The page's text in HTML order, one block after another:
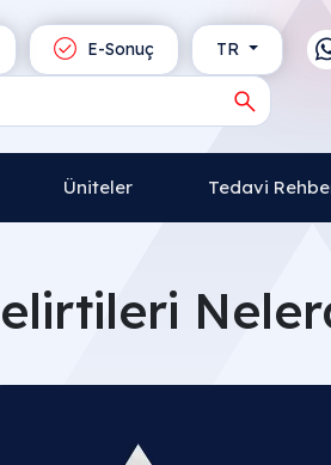
TR
E-Sonuç
Üniteler Tedavi